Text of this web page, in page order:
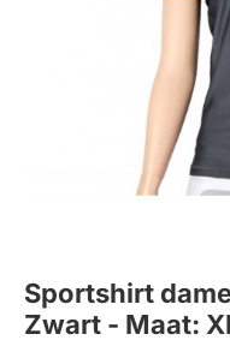
Sportshirt
Zwart - Maat: